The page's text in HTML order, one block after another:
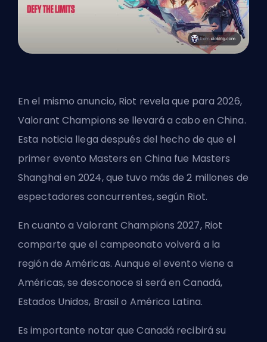
En el mismo anuncio, Riot revela que para 2026,
Valorant Champions se llevará a cabo en China.
Esta noticia llega después del hecho de que el
primer evento Masters en China fue Masters
Shanghai en 2024, que tuvo más de 2 millones de
espectadores concurrentes, según Riot.
En cuanto a Valorant Champions 2027, Riot
comparte que el campeonato volverá a la
región de Américas. Aunque el evento viene a
Américas, se desconoce si será en Canadá,
Estados Unidos, Brasil o América Latina.
Es importante notar que Canadá recibirá su